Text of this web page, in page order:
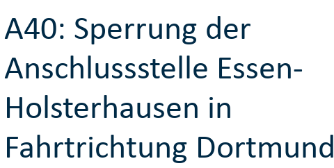
A40: Sperrung der
Anschlussstelle Essen-
Holsterhausen in
Fahrtrichtung Dortmund